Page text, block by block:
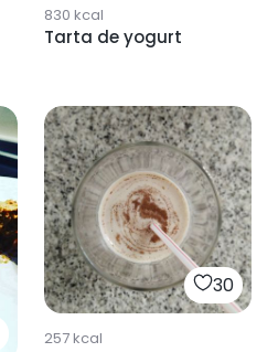
830 kcal
Tarta de yogurt
30
257kcal